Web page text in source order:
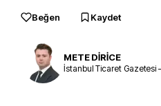
Beğen Kaydet
METE DİRİCE
İstanbul Ticaret Gazetesi